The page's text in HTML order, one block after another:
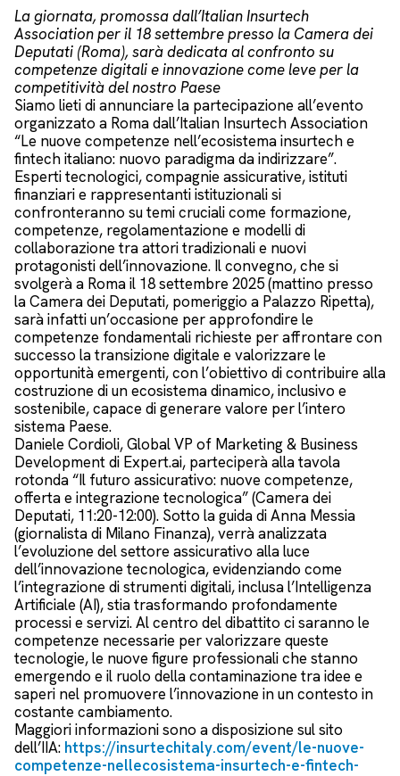
La giornata, promossa dall’Italian Insurtech
Association per il 18 settembre presso la Camera dei
Deputati (Roma), sarà dedicata al confronto su
competenze digitali e innovazione come leve per la
competitività del nostro Paese
Siamo lieti di annunciare la partecipazione all’evento
organizzato a Roma dall’Italian Insurtech Association
“Le nuove competenze nell’ecosistema insurtech e
fintech italiano: nuovo paradigma da indirizzare”.
Esperti tecnologici, compagnie assicurative, istituti
finanziari e rappresentanti istituzionali si
confronteranno su temi cruciali come formazione,
competenze, regolamentazione e modelli di
collaborazione tra attori tradizionali e nuovi
protagonisti dell’innovazione. Il convegno, che si
svolgerà a Roma il 18 settembre 2025 (mattino presso
la Camera dei Deputati, pomeriggio a Palazzo Ripetta),
sarà infatti un’occasione per approfondire le
competenze fondamentali richieste per affrontare con
successo la transizione digitale e valorizzare le
opportunità emergenti, con l’obiettivo di contribuire alla
costruzione di un ecosistema dinamico, inclusivo e
sostenibile, capace di generare valore per l’intero
sistema Paese.
Daniele Cordioli, Global VP of Marketing & Business
Development di Expert.ai, parteciperà alla tavola
rotonda “Il futuro assicurativo: nuove competenze,
offerta e integrazione tecnologica” (Camera dei
Deputati, 11:20-12:00). Sotto la guida di Anna Messia
(giornalista di Milano Finanza), verrà analizzata
l’evoluzione del settore assicurativo alla luce
dell’innovazione tecnologica, evidenziando come
l’integrazione di strumenti digitali, inclusa l’Intelligenza
Artificiale (AI), stia trasformando profondamente
processi e servizi. Al centro del dibattito ci saranno le
competenze necessarie per valorizzare queste
tecnologie, le nuove figure professionali che stanno
emergendo e il ruolo della contaminazione tra idee e
saperi nel promuovere l’innovazione in un contesto in
costante cambiamento.
Maggiori informazioni sono a disposizione sul sito
dell’IIA: https://insurtechitaly.com/event/le-nuove-
competenze-nellecosistema-insurtech-e-fintech-